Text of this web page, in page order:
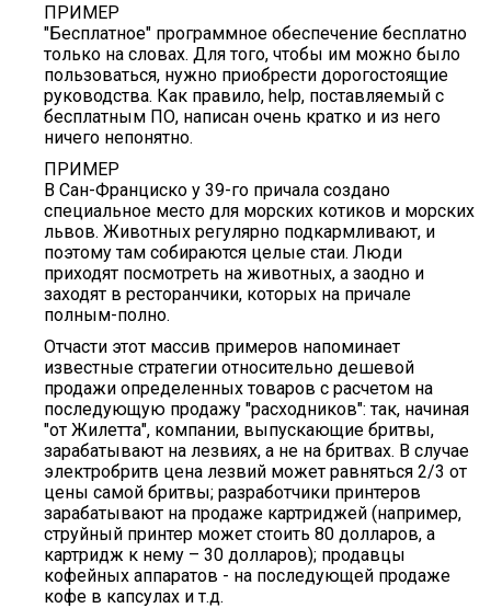
ПРИМЕР
"Бесплатное" программное обеспечение бесплатно
только на словах. Для того, чтобы им можно было
пользоваться, нужно приобрести дорогостоящие
руководства. Как правило, help, поставляемый с
бесплатным ПО, написан очень кратко и из него
ничего непонятно.
ПРИМЕР
В Сан-Франциско у 39-го причала создано
специальное место для морских котиков и морских
львов. Животных регулярно подкармливают, и
поэтому там собираются целые стаи. Люди
приходят посмотреть на животных, а заодно и
заходят в ресторанчики, которых на причале
полным-полно.
Отчасти этот массив примеров напоминает
известные стратегии относительно дешевой
продажи определенных товаров с расчетом на
последующую продажу "расходников": так, начиная
"от Жилетта", компании, выпускающие бритвы,
зарабатывают на лезвиях, а не на бритвах. В случае
электробритв цена лезвий может равняться 2/3 от
цены самой бритвы; разработчики принтеров
зарабатывают на продаже картриджей (например,
струйный принтер может стоить 80 долларов, а
картридж к нему – 30 долларов); продавцы
кофейных аппаратов - на последующей продаже
кофе в капсулах и т.д.